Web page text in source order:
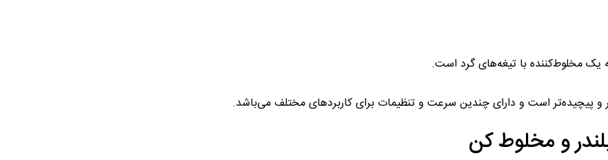
یک مخلوط‌کننده با تیغه‌های گرد است.
پیچیده‌تر است و دارای چندین سرعت و تنظیمات برای کاربردهای مختلف می‌باشد.
و مخلوط کن